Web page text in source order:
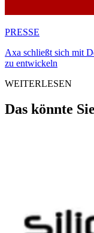
PRESSE
Axa schließt sich mit
zu entwickeln
WEITERLESEN
Das könnte